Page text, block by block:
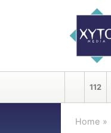
112
Home